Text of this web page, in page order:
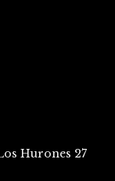
Hurones 27